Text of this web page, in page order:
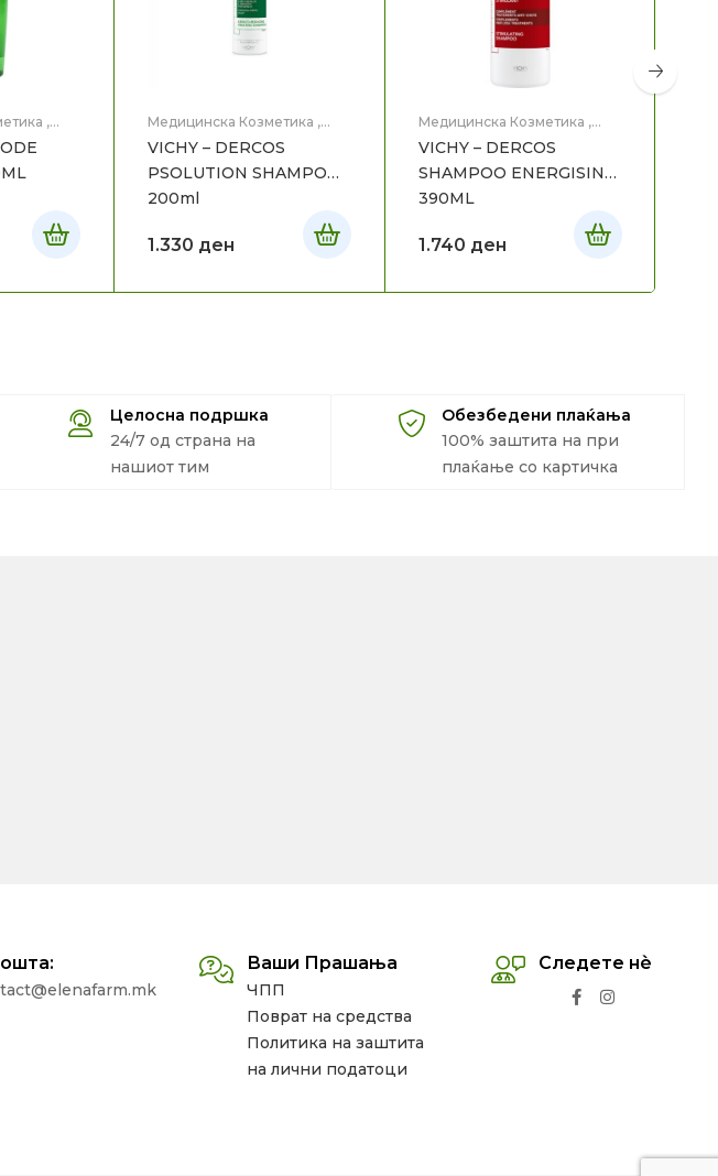
,
Медицинска Козметика ,
VICHY – DERCOS
PSOLUTION SHAMPOO
200ml
1.330 ден
Медицинска Козметика ,
VICHY – DERCOS
SHAMPOO ENERGISING
390ML
1.740 ден
Целосна подршка
24/7 од страна на
нашиот тим
Обезбедени плаќања
100% заштита на при
плаќање со картичка
Ваши Прашања
ЧПП
Поврат на средства
Политика на заштита
на лични податоци
Следете нѐ